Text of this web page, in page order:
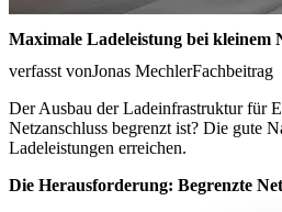
Maximale Ladeleistung bei kleinem
verfasst vonJonas MechlerFachbeitrag
Der Ausbau der Ladeinfrastruktur für
Netzanschluss begrenzt ist? Die gute
Ladeleistungen erreichen.
Die Herausforderung: Begrenzte